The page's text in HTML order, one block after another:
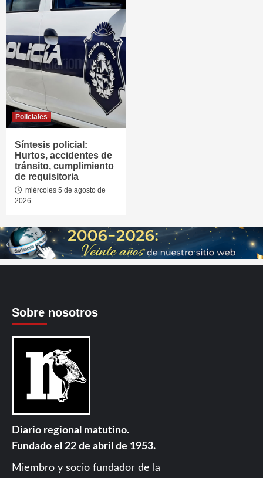
Policiales
Síntesis policial:
Hurtos, accidentes de
tránsito, cumplimiento
de requisitoria
miércoles 5 de agosto de
2026
Sobre nosotros
Diario regional matutino.
Fundado el 22 de abril de 1953.
Miembro y socio fundador de la